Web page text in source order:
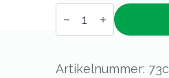
Luxe
bar
De
aantal
Artikelnummer: